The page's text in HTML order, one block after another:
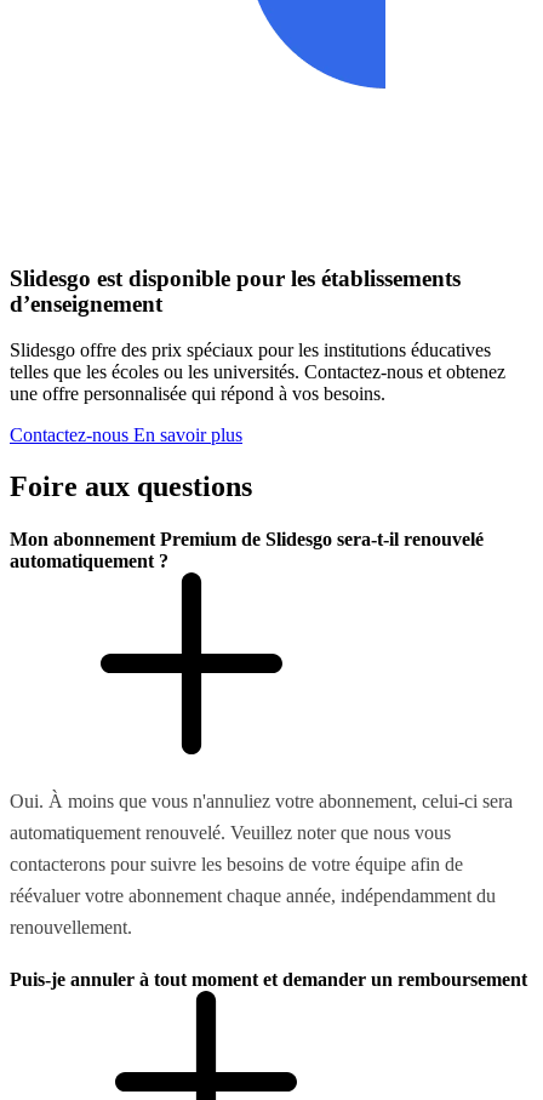
Slidesgo est disponible pour les établissements
d’enseignement
Slidesgo offre des prix spéciaux pour les institutions éducatives
telles que les écoles ou les universités. Contactez-nous et obtenez
une offre personnalisée qui répond à vos besoins.
Contactez-nous En savoir plus
Foire aux questions
Mon abonnement Premium de Slidesgo sera-t-il renouvelé
automatiquement ?
Oui. À moins que vous n'annuliez votre abonnement, celui-ci sera
automatiquement renouvelé. Veuillez noter que nous vous
contacterons pour suivre les besoins de votre équipe afin de
réévaluer votre abonnement chaque année, indépendamment du
renouvellement.
Puis-je annuler à tout moment et demander un remboursement